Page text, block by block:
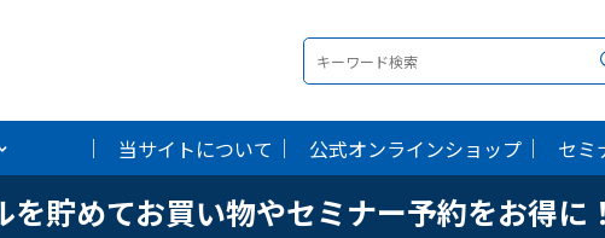
当サイトについて 公式オンラインショップ セミ
を貯めてお買い物やセミナー予約をお得に！
当サイトについて 公式オンラインショップ セミ
を貯めてお買い物やセミナー予約をお得に！